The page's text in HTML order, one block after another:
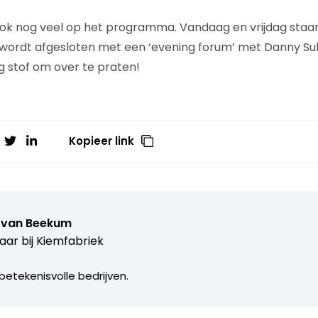
nog veel op het programma. Vandaag en vrijdag
afgesloten met een ‘evening forum’ met Danny
stof om over te praten!
Kopieer link
Beekum
bij Kiemfabriek
bedrijven.